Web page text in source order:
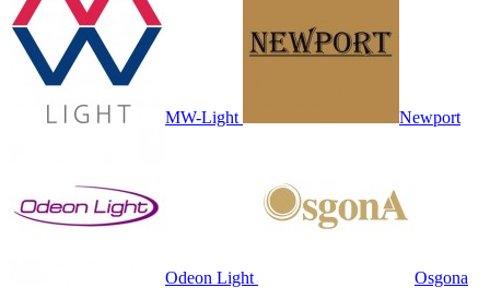
MW-Light Newport
Odeon Light Osgona